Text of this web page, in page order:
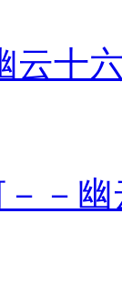
云十
－